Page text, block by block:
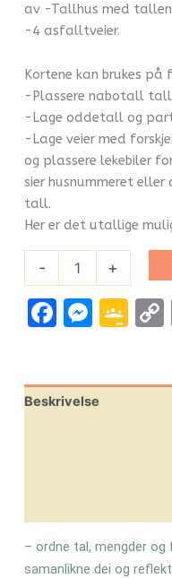
av -Tallhus med
-4 asfalltveier.
Kortene kan brukes på
-Plassere nabotall tall
-Lage oddetall og
-Lage veier med
og plassere lekebiler
sier husnummeret
tall.
Her er det utallige
- +
Beskrivelse
– ordne tal, mengder
samanlikne dei og